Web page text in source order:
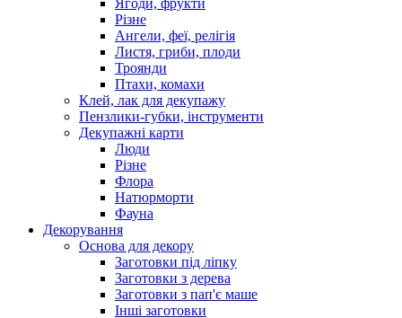
Різне
Ангели, феї, релігія
Листя, гриби, плоди
Троянди
Птахи, комахи
Клей, лак для декупажу
Пензлики-губки, інструменти
Декупажні карти
Люди
Різне
Флора
Натюрморти
Фауна
Декорування
Основа для декору
Заготовки під ліпку
Заготовки з дерева
Заготовки з пап'є маше
Інші заготовки